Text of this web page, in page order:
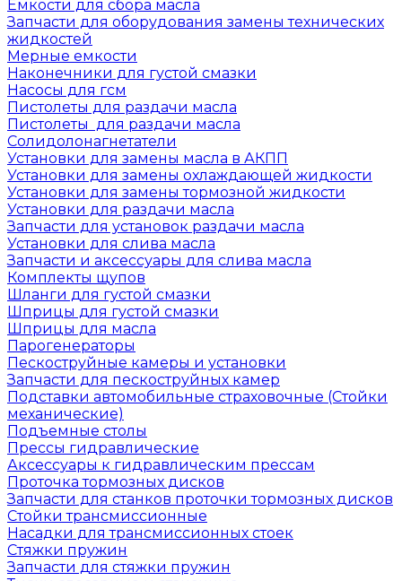
Емкости для сбора масла
Запчасти для оборудования замены технических
жидкостей
Мерные емкости
Наконечники для густой смазки
Насосы для гсм
Пистолеты для раздачи масла
Пистолеты для раздачи масла
Солидолонагнетатели
Установки для замены масла в АКПП
Установки для замены охлаждающей жидкости
Установки для замены тормозной жидкости
Установки для раздачи масла
Запчасти для установок раздачи масла
Установки для слива масла
Запчасти и аксессуары для слива масла
Комплекты щупов
Шланги для густой смазки
Шприцы для густой смазки
Шприцы для масла
Парогенераторы
Пескоструйные камеры и установки
Запчасти для пескоструйных камер
Подставки автомобильные страховочные (Стойки
механические)
Подъемные столы
Прессы гидравлические
Аксессуары к гидравлическим прессам
Проточка тормозных дисков
Запчасти для станков проточки тормозных дисков
Стойки трансмиссионные
Насадки для трансмиссионных стоек
Стяжки пружин
Запчасти для стяжки пружин